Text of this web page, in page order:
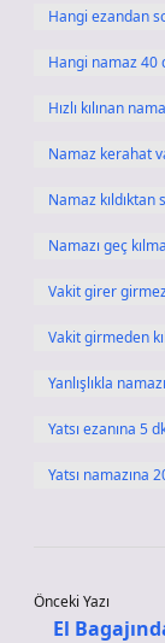
Hangi ezandan
Hangi namaz 40
Hızlı kılınan
Namaz kerahat
Namaz
Namazı geç
Vakit girer girmez
Vakit girmeden
Yanlışlıkla
Yatsı ezanına 5
Yatsı namazına
Önceki Yazı
El